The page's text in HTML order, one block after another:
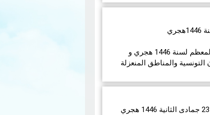
في مايلي إمساكيات شهر رمضان المعظم لسنة 1446 هجري و
والمناطق المنعزلة
انعقدت بديوان الإفتاء اليوم الأربعاء 23 جمادى الثانية 1446 هجري